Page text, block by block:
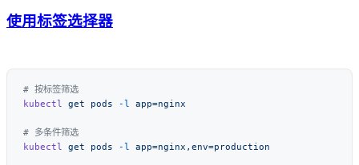
使用标签选择器
kubectl get pods -l
kubectl get pods -l